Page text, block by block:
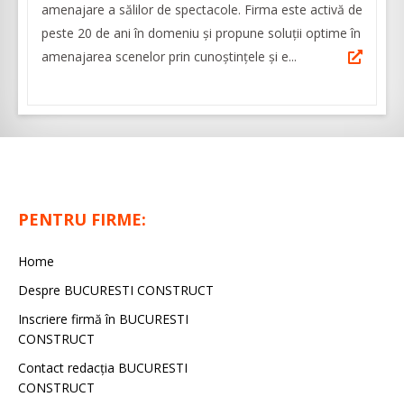
amenajare a sălilor de spectacole. Firma este activă de
peste 20 de ani în domeniu și propune soluții optime în
amenajarea scenelor prin cunoştinţele şi e...
PENTRU FIRME:
Home
Despre BUCURESTI CONSTRUCT
Inscriere firmă în BUCURESTI
CONSTRUCT
Contact redacţia BUCURESTI
CONSTRUCT